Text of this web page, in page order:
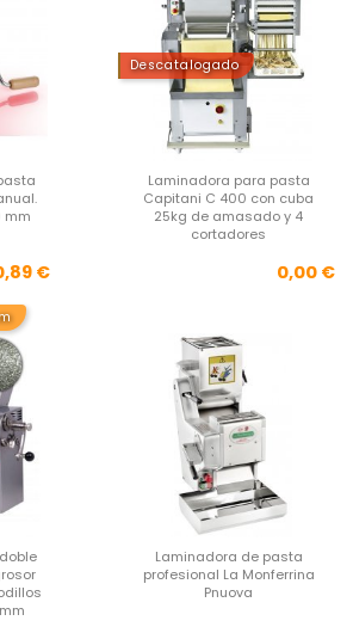
mm
Precio base
Precio
€
Descatalogado
Laminadora para pasta
Capitani C 400 con cuba
25kg de amasado y 4
cortadores
0,00 €
Laminadora de pasta
profesional La Monferrina
Pnuova